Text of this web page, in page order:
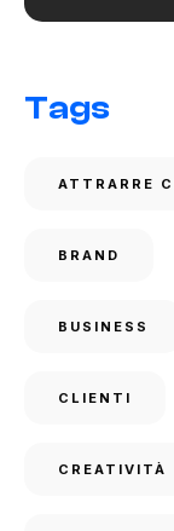
Tags
ATTRARRE
BRAND
BUSINESS
CLIENTI
CREATIVITÀ